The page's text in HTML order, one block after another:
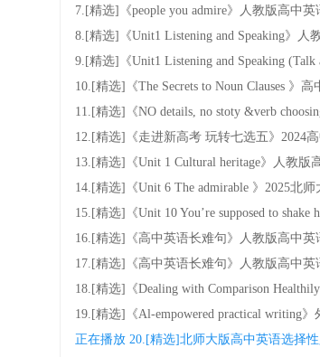
7.[精选]《people you admire》人教版高中
8.[精选]《Unit1 Listening and Speaking》
9.[精选]《Unit1 Listening and Speaking
10.[精选]《The Secrets to Noun Clauses 》
11.[精选]《NO details, no stoty &verb
12.[精选]《走进新高考 玩转七选五》2024
13.[精选]《Unit 1 Cultural heritage》人教
14.[精选]《Unit 6 The admirable 》2025北
15.[精选]《Unit 10 You’re supposed to
16.[精选]《高中英语长难句》人教版高中
17.[精选]《高中英语长难句》人教版高中
18.[精选]《Dealing with Comparison
19.[精选]《Al-empowered practical writing
正在播放20.[精选]北师大版高中英语选择